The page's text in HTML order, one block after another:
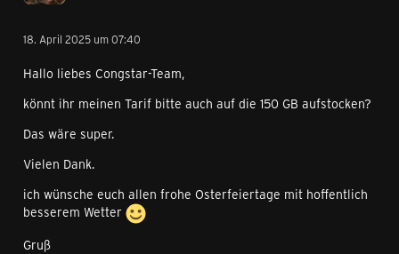
18. April 2025 um 07:40
Hallo liebes Congstar-Team,
könnt ihr meinen Tarif bitte auch auf die 150 GB aufstocken?
Das wäre super.
Vielen Dank.
ich wünsche euch allen frohe Osterfeiertage mit hoffentlich
besserem Wetter
Gruß